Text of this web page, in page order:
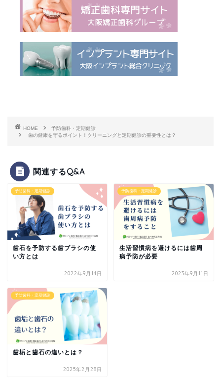
HOME
予防歯科・定期健診
歯の健康を守るポイント！クリーニングと定期健診の重要性とは？
関連するQ&A
予防歯科・定期健診
歯石を予防する歯ブラシの使
い方とは
2022年9月14日
予防歯科・定期健診
生活習慣病を避けるには歯周
病予防が必要
2023年9月11日
予防歯科・定期健診
歯垢と歯石の違いとは？
2025年2月28日